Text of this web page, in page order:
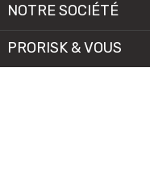
NOTRE SOCIÉTÉ
PRORISK & VOUS